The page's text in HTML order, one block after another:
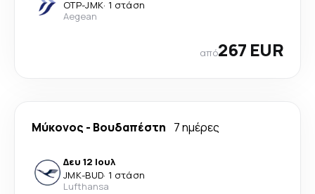
OTP-JMK· 1 στάση
Aegean
από267 EUR
Μύκονος - Βουδαπέστη 7 ημέρες
Δευ 12 Ιουλ
JMK-BUD· 1 στάση
Lufthansa